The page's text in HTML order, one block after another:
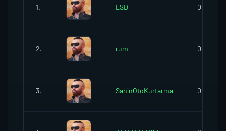
1. LSD 0
2. rum 0
3. SahinOtoKurtarma 0